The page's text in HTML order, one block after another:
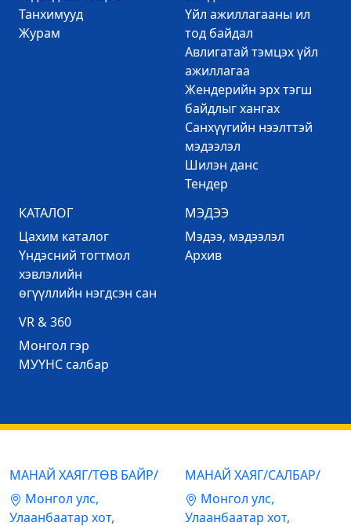
Танхимууд
Журам
Үйл ажиллагааны ил
тод байдал
Авлигатай тэмцэх үйл
ажиллагаа
Жендерийн эрх тэгш
байдлыг хангах
Санхүүгийн нээлттэй
мэдээлэл
Шилэн данс
Тендер
КАТАЛОГ
Цахим каталог
Үндэсний тогтмол
хэвлэлийн
өгүүллийн нэгдсэн сан
МЭДЭЭ
Mэдээ, мэдээлэл
Архив
VR & 360
Mонгол гэр
МУҮНС салбар
МАНАЙ ХАЯГ/ТӨВ БАЙР/
Mонгол улс,
Улаанбаатар хот,
МАНАЙ ХАЯГ/САЛБАР/
Mонгол улс,
Улаанбаатар хот,